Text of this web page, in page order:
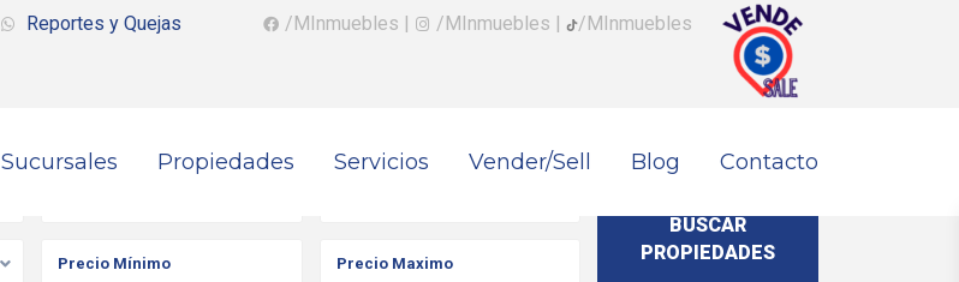
Reportes y Quejas /MInmuebles | /MInmuebles | /MInmuebles
Sucursales Propiedades Servicios Vender/Sell Blog Contacto